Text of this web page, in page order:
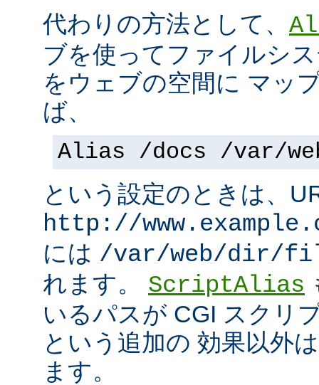
代わりの方法として、
ブを使ってファイルシ
をウェブの空間に マッ
ば、
Alias /docs /var/
という設定のときは、
http://
には /var/web/dir/
れます。 ScriptAlias
いるパスが CGI スクリ
という追加の 効果以外
ます。